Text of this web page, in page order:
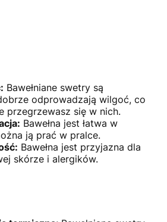
Bawełniane swetry są
odprowadzają wilgoć, co
przegrzewasz się w nich.
Bawełna jest łatwa w
ją prać w pralce.
Bawełna jest przyjazna dla
skórze i alergików.